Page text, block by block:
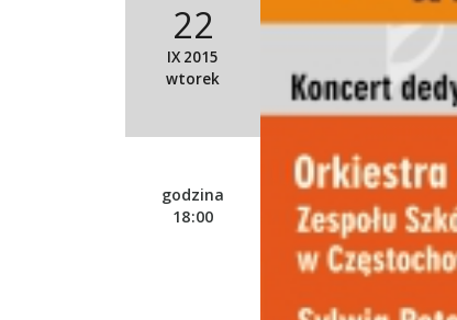
22
IX 2015
wtorek
godzina
18:00